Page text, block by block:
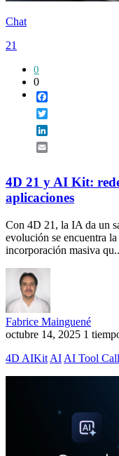
Chat
21
0
0
4D 21 y AI Kit:
aplicaciones
Con 4D 21, la IA da un
evolución se encuentra
incorporación masiva
Fabrice Mainguené
octubre 14, 2025 1
4D AIKit AI AI Tool